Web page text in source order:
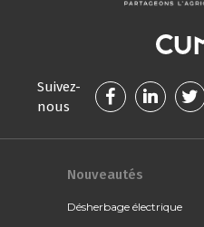
Suivez-
nous
Nouveautés
Désherbage électrique